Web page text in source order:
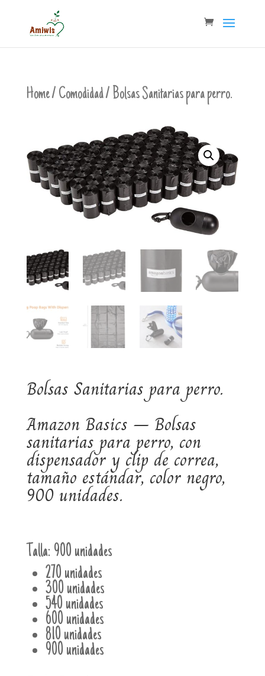
Home/ Comodidad/ Bolsas Sanitarias para perro.
Bolsas Sanitarias para perro.
Amazon Basics – Bolsas
sanitarias para perro, con
dispensador y clip de correa,
tamaño estándar, color negro,
900 unidades.
Talla: 900 unidades
270 unidades
300 unidades
540 unidades
600 unidades
810 unidades
900 unidades